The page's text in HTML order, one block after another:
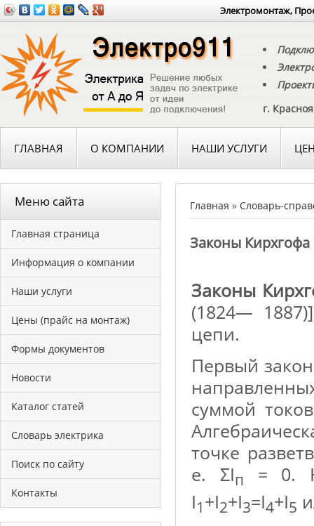
Электромонтаж,
г.
ГЛАВНАЯ О КОМПАНИИ НАШИ УСЛУГИ
Меню сайта
Главная страница
Информация о компании
Наши услуги
Цены (прайс на монтаж)
Формы документов
Новости
Каталог статей
Словарь электрика
Поиск по сайту
Контакты
Главная » Словарь-
Законы Кирхгофа
Законы
(1824—
цепи.
Первый
суммой
точке
е. ΣIп
= 0.
I1+I2+I3=I4+I5